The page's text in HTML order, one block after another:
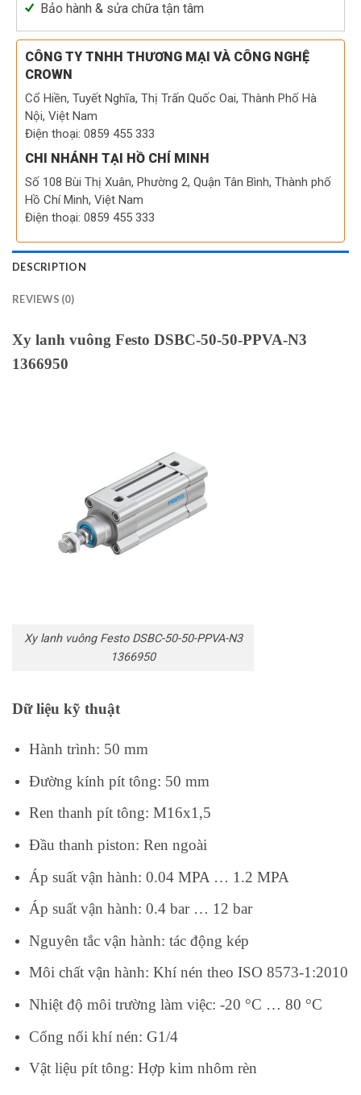
Bảo hành & sửa chữa tận tâm
CÔNG TY TNHH THƯƠNG MẠI VÀ CÔNG NGHỆ
CROWN
Cổ Hiền, Tuyết Nghĩa, Thị Trấn Quốc Oai, Thành Phố Hà
Nội, Việt Nam
Điện thoại: 0859 455 333
CHI NHÁNH TẠI HỒ CHÍ MINH
Số 108 Bùi Thị Xuân, Phường 2, Quận Tân Bình, Thành phố
Hồ Chí Minh, Việt Nam
Điện thoại: 0859 455 333
DESCRIPTION
REVIEWS (0)
Xy lanh vuông Festo DSBC-50-50-PPVA-N3
1366950
Xy lanh vuông Festo DSBC-50-50-PPVA-N3
1366950
Dữ liệu kỹ thuật
Hành trình: 50 mm
Đường kính pít tông: 50 mm
Ren thanh pít tông: M16x1,5
Đầu thanh piston: Ren ngoài
Áp suất vận hành: 0.04 MPA … 1.2 MPA
Áp suất vận hành: 0.4 bar … 12 bar
Nguyên tắc vận hành: tác động kép
Môi chất vận hành: Khí nén theo ISO 8573-1:2010
Nhiệt độ môi trường làm việc: -20 °C … 80 °C
Cổng nối khí nén: G1/4
Vật liệu pít tông: Hợp kim nhôm rèn